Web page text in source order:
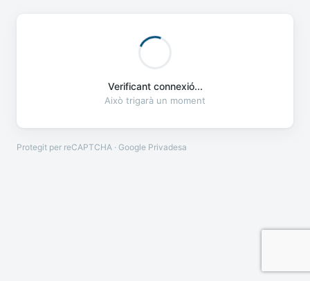
Verificant connexió...
Això trigarà un moment
Protegit per reCAPTCHA · Google Privadesa